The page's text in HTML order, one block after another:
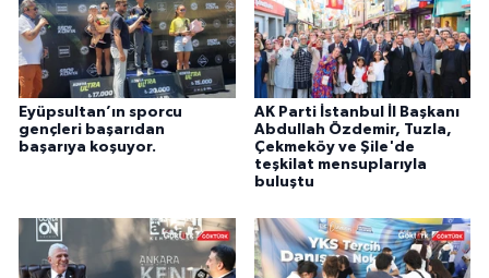
Eyüpsultan’ın sporcu
gençleri başarıdan
başarıya koşuyor.
AK Parti İstanbul İl Başkanı
Abdullah Özdemir, Tuzla,
Çekmeköy ve Şile'de
teşkilat mensuplarıyla
buluştu